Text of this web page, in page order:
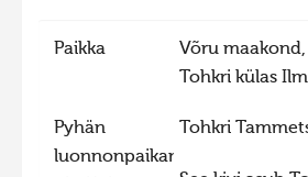
Hiite kuvavõistlus 2021
Hiite kuvavõistlus 2020
Liikkuvat kuvat 2020
Paikka
Võru
Tohkri külas
Pyhän
luonnonpaikan
Tohkri